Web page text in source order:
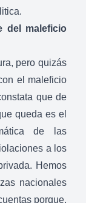
del maleficio
pero quizás
el maleficio
que de
queda es el
de las
a los
Hemos
nacionales
porque,